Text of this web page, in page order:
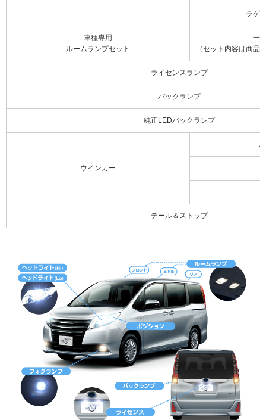
ラゲ
車種専用
ルームランプセット
一
（セット内容は商品
ライセンスランプ
バックランプ
純正LEDバックランプ
ウインカー
フ
テール＆ストップ